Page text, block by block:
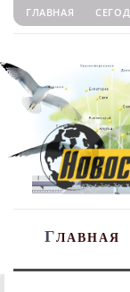
ГЛАВНАЯ
ГЛАВНАЯ